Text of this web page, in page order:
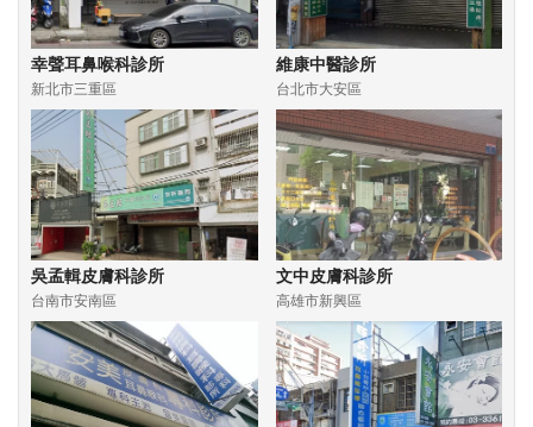
幸聲耳鼻喉科診所
新北市三重區
維康中醫診所
台北市大安區
吳孟輯皮膚科診所
台南市安南區
文中皮膚科診所
高雄市新興區